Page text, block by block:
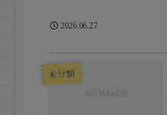
2026.06.27
未分類